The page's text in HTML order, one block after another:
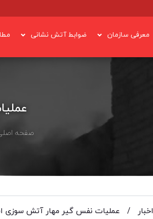
معرفی سازمان ضوابط آتش نشانی
صفحه
اخبار / عملیات نفس گیر مهار آتش سوزی